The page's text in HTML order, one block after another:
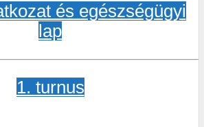
és egészségügyi
lap
1. turnus